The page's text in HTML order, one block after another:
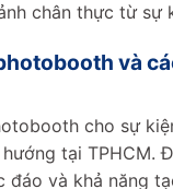
chân thực từ sự
và
cho sự
tại TPHCM.
đáo và khả năng